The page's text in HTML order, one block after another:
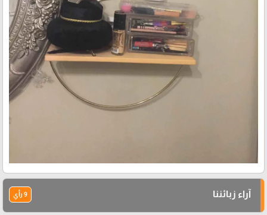
آراء زبائننا 9 رأي